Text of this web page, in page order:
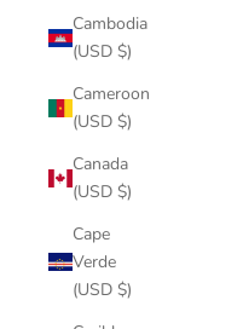
Cambodia
(USD $)
Cameroon
(USD $)
Canada
(USD $)
Cape
Verde
(USD $)